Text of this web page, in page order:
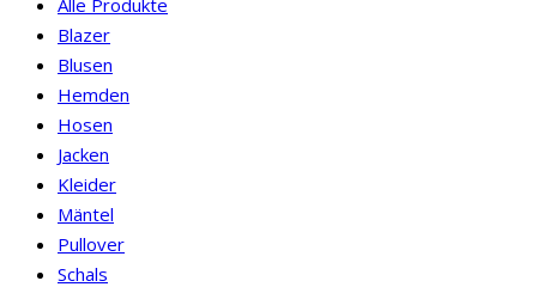
Blazer
Blusen
Hemden
Hosen
Jacken
Kleider
Mäntel
Pullover
Schals